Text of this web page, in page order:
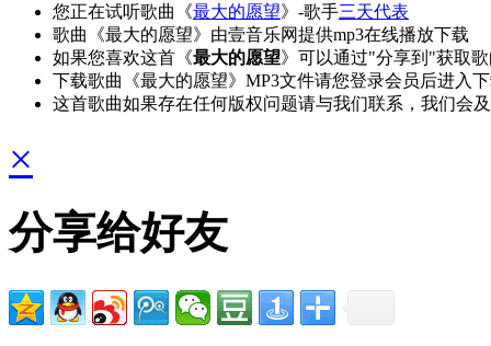
您正在试听歌曲《最大的愿望》-歌手三天代表
歌曲《最大的愿望》由壹音乐网提供mp3在线播放下载
如果您喜欢这首《最大的愿望》可以通过"分享到"获取
下载歌曲《最大的愿望》MP3文件请您登录会员后进入
这首歌曲如果存在任何版权问题请与我们联系，我们会
×
分享给好友